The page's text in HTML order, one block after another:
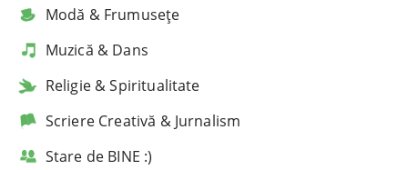
Modă & Frumusețe
Muzică & Dans
Religie & Spiritualitate
Scriere Creativă & Jurnalism
Stare de BINE :)